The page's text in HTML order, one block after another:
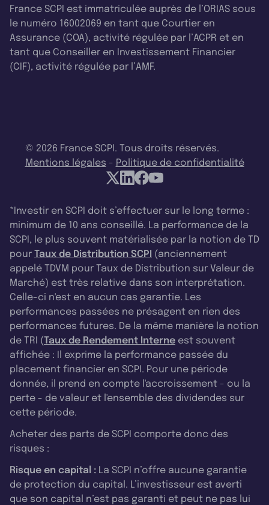
France SCPI est immatriculée auprès de l’ORIAS sous
le numéro 16002069 en tant que Courtier en
Assurance (COA), activité régulée par l’ACPR et en
tant que Conseiller en Investissement Financier
(CIF), activité régulée par l’AMF.
© 2026 France SCPI. Tous droits réservés.
Mentions légales - Politique de confidentialité
*Investir en SCPI doit s’effectuer sur le long terme :
minimum de 10 ans conseillé. La performance de la
SCPI, le plus souvent matérialisée par la notion de TD
pour Taux de Distribution SCPI (anciennement
appelé TDVM pour Taux de Distribution sur Valeur de
Marché) est très relative dans son interprétation.
Celle-ci n'est en aucun cas garantie. Les
performances passées ne présagent en rien des
performances futures. De la même manière la notion
de TRI (Taux de Rendement Interne est souvent
affichée : Il exprime la performance passée du
placement financier en SCPI. Pour une période
donnée, il prend en compte l'accroissement - ou la
perte - de valeur et l'ensemble des dividendes sur
cette période.
Acheter des parts de SCPI comporte donc des
risques :
Risque en capital : La SCPI n’offre aucune garantie
de protection du capital. L’investisseur est averti
que son capital n’est pas garanti et peut ne pas lui